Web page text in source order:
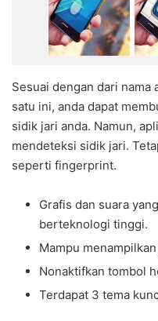
Sesuai dengan dari nama
satu ini, anda dapat
sidik jari anda. Namun,
mendeteksi sidik jari.
seperti fingerprint.
Grafis dan suara
berteknologi tinggi.
Mampu
Nonaktifkan tombol
Terdapat 3 tema